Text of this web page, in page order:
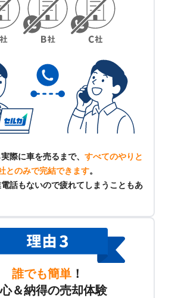
際に車を売るまで、 すべてのやりと
とのみで完結できます。
話もないので疲れてしまうこともあ
誰でも簡単 ！
＆納得の売却体験